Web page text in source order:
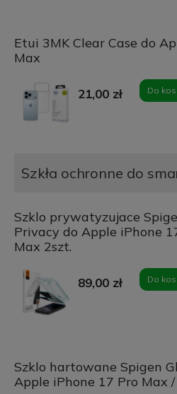
Etui 3MK Clear Case do
Max
21,00 zł Do
Szkła ochronne do
Szklo prywatyzujace
Privacy do Apple iPhone
Max 2szt.
89,00 zł Do
Szklo hartowane Spigen
Apple iPhone 17 Pro Max